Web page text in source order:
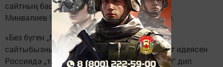
сайтның баш редакторы Арслан
Минвәлиев Facebookчелтәрендә хәбәр итте.
«Без бүген „Миллиард татар“ дип аталган
сайтыбызның тест версиясен ачтык. Проект идеясен
Россиядә „татар тормышы энциклопедиясе“ дип